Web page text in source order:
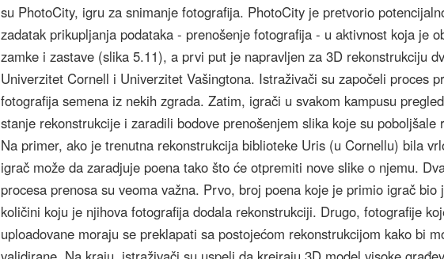
su PhotoCity, igru ​​za snimanje fotografija. PhotoCity je pretvorio
zadatak prikupljanja podataka - prenošenje fotografija - u aktivnost koja je
zamke i zastave (slika 5.11), a prvi put je napravljen za 3D rekonstrukciju
Univerzitet Cornell i Univerzitet Vašingtona. Istraživači su započeli proces
fotografija semena iz nekih zgrada. Zatim, igrači u svakom kampusu
stanje rekonstrukcije i zaradili bodove prenošenjem slika koje su poboljšale
Na primer, ako je trenutna rekonstrukcija biblioteke Uris (u Cornellu) bila
igrač može da zaradjuje poena tako što će otpremiti nove slike o njemu.
procesa prenosa su veoma važna. Prvo, broj poena koje je primio igrač bio
količini koju je njihova fotografija dodala rekonstrukciji. Drugo, fotografije
uploadovane moraju se preklapati sa postojećom rekonstrukcijom kako bi